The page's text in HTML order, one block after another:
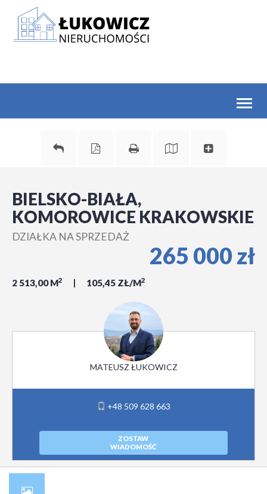
BIELSKO-BIAŁA,
KOMOROWICE KRAKOWSKIE
DZIAŁKA NA SPRZEDAŻ
2 513,00 M2 105,45 ZŁ/M2
265 000 zł
MATEUSZ ŁUKOWICZ
+48 509 628 663
ZOSTAW
WIADOMOŚĆ